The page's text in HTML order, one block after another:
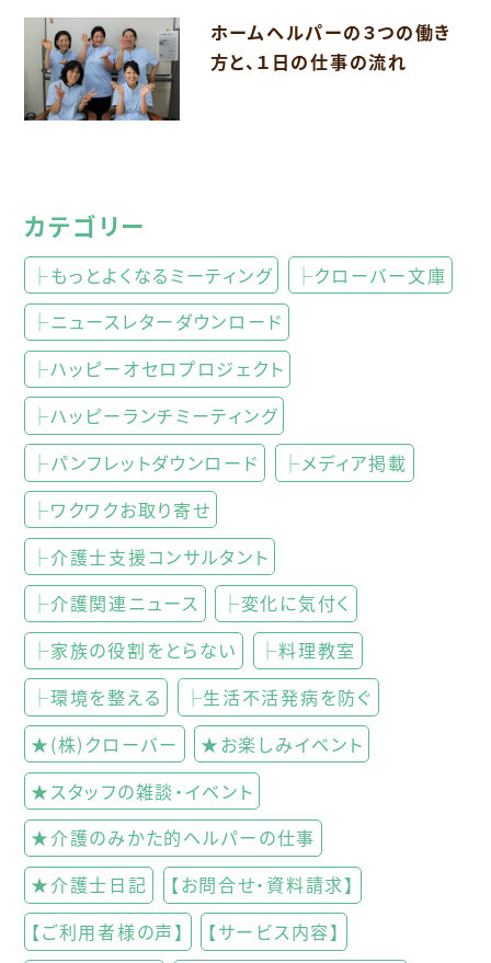
ホームヘルパーの３つの働き
方と、１日の仕事の流れ
カテゴリー
├もっとよくなるミーティング
├クローバー文庫
├ニュースレターダウンロード
├ハッピーオセロプロジェクト
├ハッピーランチミーティング
├パンフレットダウンロード
├メディア掲載
├ワクワクお取り寄せ
├介護士支援コンサルタント
├介護関連ニュース
├変化に気付く
├家族の役割をとらない
├料理教室
├環境を整える
├生活不活発病を防ぐ
★(株)クローバー
★お楽しみイベント
★スタッフの雑談・イベント
★介護のみかた的ヘルパーの仕事
★介護士日記
【お問合せ・資料請求】
【ご利用者様の声】
【サービス内容】